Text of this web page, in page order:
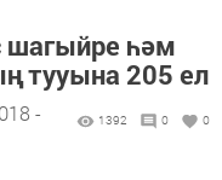
шагыйре һәм
тууына 205 ел
-
1392 0 0